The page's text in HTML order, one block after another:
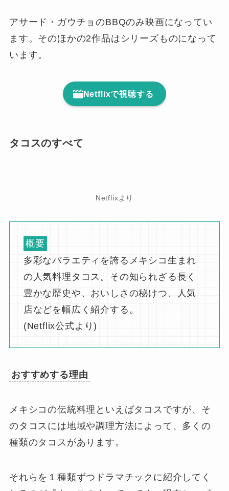
アサード・ガウチョのBBQのみ映画になってい
ます。そのほかの2作品はシリーズものになって
います。
Netflixで視聴する
タコスのすべて
Netflixより
概要
多彩なバラエティを誇るメキシコ生まれ
の人気料理タコス。その知られざる長く
豊かな歴史や、おいしさの秘けつ、人気
店などを幅広く紹介する。
(Netflix公式より)
おすすめする理由
メキシコの伝統料理といえばタコスですが、そ
のタコスには地域や調理方法によって、多くの
種類のタコスがあります。
それらを１種類ずつドラマチックに紹介してく